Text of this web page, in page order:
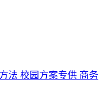
法 校园方案专供 商务